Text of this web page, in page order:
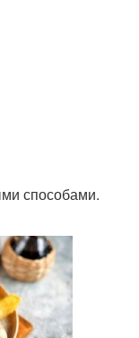
способами.